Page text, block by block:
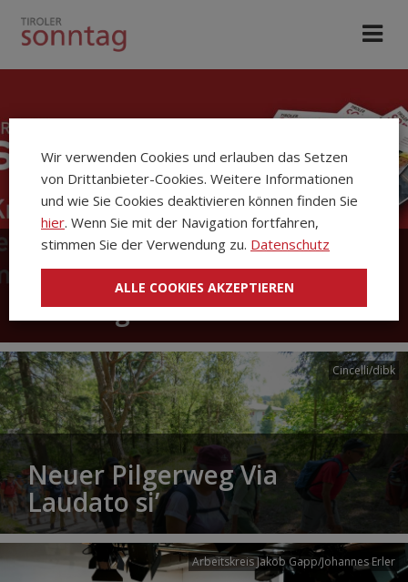
Die Kirchenzeitung Tiroler
Sonntag
Cincelli/dibk
Neuer Pilgerweg Via
Laudato si’
Arbeitskreis Jakob Gapp/Johannes Erler
Wir verwenden Cookies und erlauben das Setzen
von Drittanbieter-Cookies. Weitere Informationen
und wie Sie Cookies deaktivieren können finden Sie
hier. Wenn Sie mit der Navigation fortfahren,
stimmen Sie der Verwendung zu. Datenschutz
ALLE COOKIES AKZEPTIEREN